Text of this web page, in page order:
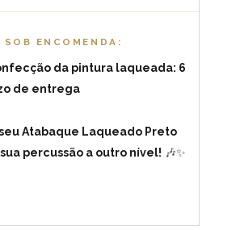
SOB ENCOMENDA:
da pintura laqueada: 6
de entrega
Atabaque Laqueado Preto
percussão a outro nível! 🎶✨